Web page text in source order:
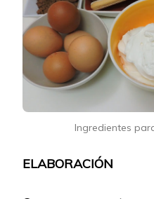
Ingredientes
ELABORACIÓN